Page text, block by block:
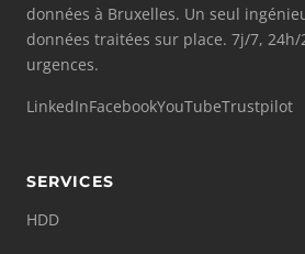
données à Bruxelles. Un seul
données traitées sur place. 7j/7, 24h/
urgences.
LinkedInFacebookYouTubeTrustpilot
SERVICES
HDD